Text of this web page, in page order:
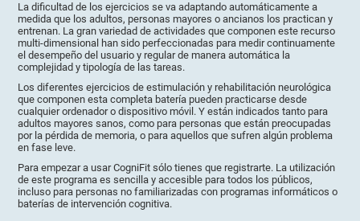
La dificultad de los ejercicios se va adaptando automáticamente a
medida que los adultos, personas mayores o ancianos los practican y
entrenan. La gran variedad de actividades que componen este recurso
multi-dimensional han sido perfeccionadas para medir continuamente
el desempeño del usuario y regular de manera automática la
complejidad y tipología de las tareas.
Los diferentes ejercicios de estimulación y rehabilitación neurológica
que componen esta completa batería pueden practicarse desde
cualquier ordenador o dispositivo móvil. Y están indicados tanto para
adultos mayores sanos, como para personas que están preocupadas
por la pérdida de memoria, o para aquellos que sufren algún problema
en fase leve.
Para empezar a usar CogniFit sólo tienes que registrarte. La utilización
de este programa es sencilla y accesible para todos los públicos,
incluso para personas no familiarizadas con programas informáticos o
baterías de intervención cognitiva.